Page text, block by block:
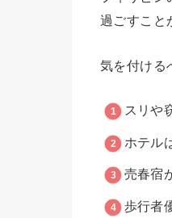
過ごすこと
気を付ける
スリや
ホテル
売春宿
歩行者